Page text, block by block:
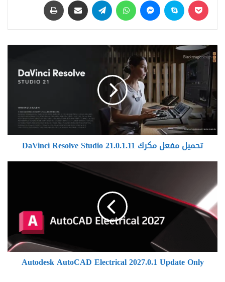
تحميل
مفعل
مكرك
DaVinci
Resolve
Studio
21.0.1.11
تحميل مفعل مكرك DaVinci Resolve Studio 21.0.1.11
Electrical
2027.0.1
Update
Only
Autodesk AutoCAD Electrical 2027.0.1 Update Only